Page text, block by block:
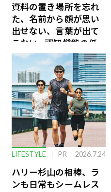
資料の置き場所を忘れ
た、名前から顔が思い
出せない、言葉が出て
こない…認知機能の低
下を救う、脳のインナ
ーケアとは
LIFESTYLE PR 2026.7.24
ハリー杉山の相棒、ラ
ンも日常もシームレス